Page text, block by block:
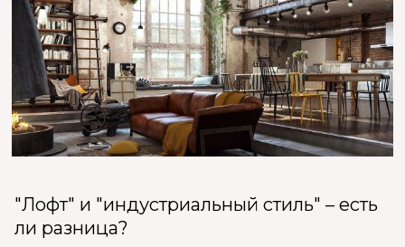
"Лофт" и "индустриальный стиль" – есть
ли разница?